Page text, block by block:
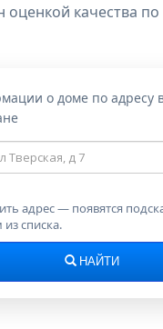
оценкой качества
о доме по адресу
адрес — появятся
списка.
НАЙТИ